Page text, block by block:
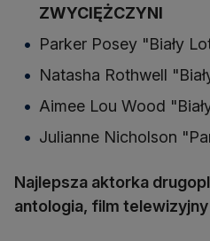
ZWYCIĘŻCZYNI
Parker Posey "Biały
Natasha Rothwell
Aimee Lou Wood
Julianne Nicholson
Najlepsza aktorka
antologia, film telewizyjny